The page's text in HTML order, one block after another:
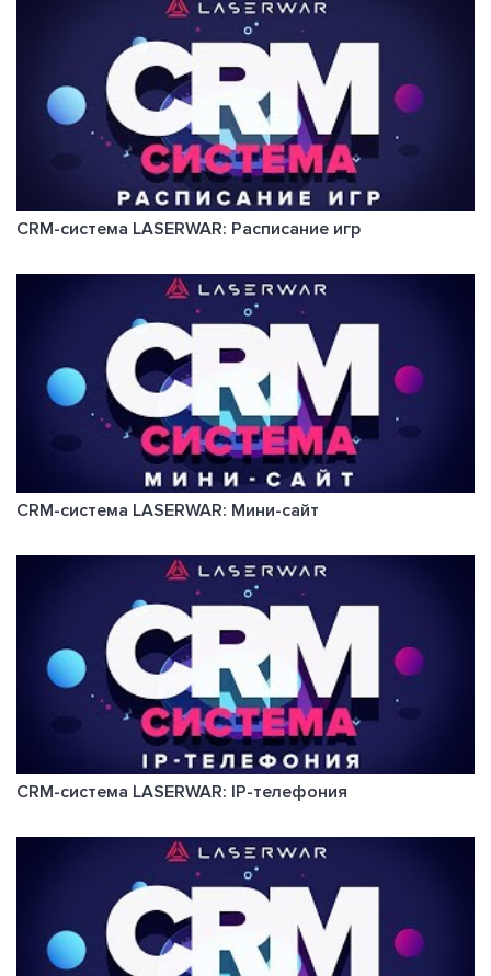
CRM-система LASERWAR: Расписание игр
CRM-система LASERWAR: Мини-сайт
CRM-система LASERWAR: IP-телефония